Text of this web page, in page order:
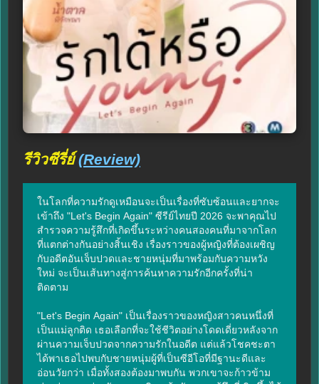
รีวิวซีรี่ย์(Review)
ในโลกที่ความรักดูเหมือนจะเป็นเรื่องที่ซับซ้อนและยากจะ
เข้าถึง "Let's Begin Again" ซีรีย์ไทยปี 2026 จะพาคุณไป
สำรวจความรู้สึกที่เกิดขึ้นระหว่างคนสองคนที่มาจากโลก
ที่แตกต่างกันอย่างสิ้นเชิง เรื่องราวของผู้หญิงที่ต้องเผชิญ
กับอดีตอันเจ็บปวดและชายหนุ่มที่มาพร้อมกับความหวัง
ใหม่ จะเป็นเส้นทางสู่การค้นหาความรักอีกครั้งที่น่า
ติดตาม
"Let's Begin Again" เป็นเรื่องราวของหญิงสาวคนหนึ่งที่
เป็นแม่ลูกติด เธอเลือกที่จะใช้ชีวิตอย่างโดดเดี่ยวหลังจาก
ผ่านความเจ็บปวดจากความรักในอดีต แต่แล้วโชคชะตา
ได้พาเธอไปพบกับชายหนุ่มผู้ที่เป็นซีอีโอที่มีฐานะดีและ
อ่อนวัยกว่า เมื่อทั้งสองต้องมาพบกัน พวกเขาจะก้าวข้าม